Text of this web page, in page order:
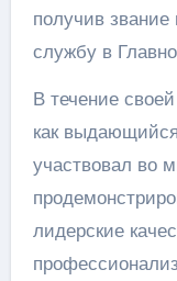
получив
службу в
В течение
как
участвовал во
лидерские